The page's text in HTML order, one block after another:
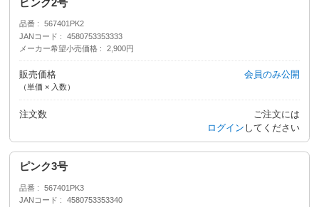
ピンク2号
品番
567401PK2
JANコード
4580753353333
メーカー希望小売価格
2,900円
販売価格
（単価 × 入数）
会員のみ公開
注文数
ご注文には
ログイン してください
ピンク3号
品番
567401PK3
JANコード
4580753353340